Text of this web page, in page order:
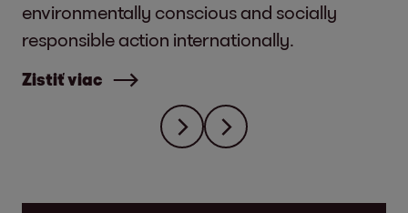
Keďže pracujeme s citlivými údajmi
našich neplatiacich spotrebiteľov
berieme vážne. Našou najvyššou
prioritou je zabezpečenie najvyšších
štandardov ochrany osobných údajov
Business Ethics & Safeguard Compliance
environmentally conscious and socially
responsible action internationally.
Zistiť viac